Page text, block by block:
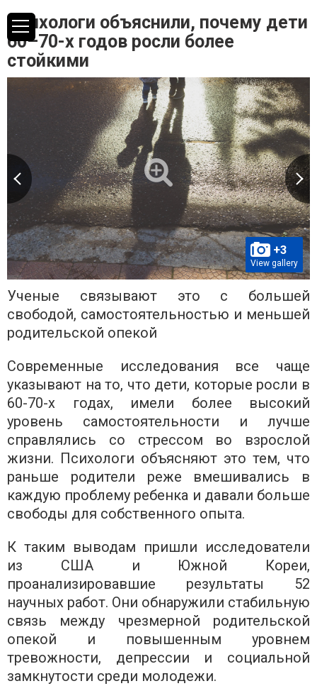
Психологи объяснили, почему дети
60–70-х годов росли более
стойкими
+3
View gallery
Ученые связывают это с большей
свободой, самостоятельностью и меньшей
родительской опекой
Современные исследования все чаще
указывают на то, что дети, которые росли в
60-70-х годах, имели более высокий
уровень самостоятельности и лучше
справлялись со стрессом во взрослой
жизни. Психологи объясняют это тем, что
раньше родители реже вмешивались в
каждую проблему ребенка и давали больше
свободы для собственного опыта.
К таким выводам пришли исследователи
из США и Южной Кореи,
проанализировавшие результаты 52
научных работ. Они обнаружили стабильную
связь между чрезмерной родительской
опекой и повышенным уровнем
тревожности, депрессии и социальной
замкнутости среди молодежи.